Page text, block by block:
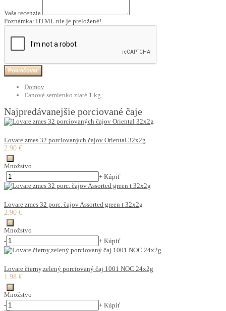
Vaša recenzia
Poznámka: HTML nie je preložené!
Pokračovať
Domov
Ľanové semienko zlaté 1 kg
Najpredávanejšie porciované čaje
Lovare zmes 32 porciovaných čajov Oriental 32x2g
2.90 €
Množstvo
-
+ Kúpiť
Lovare zmes 32 porc. čajov Assorted green t 32x2g
2.90 €
Množstvo
-
+ Kúpiť
Lovare čierny,zelený porciovaný čaj 1001 NOC 24x2g
1.98 €
Množstvo
-
+ Kúpiť